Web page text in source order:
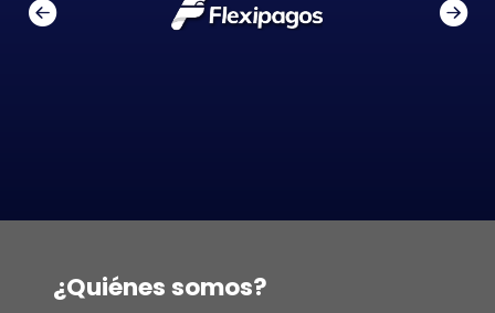
¿Quiénes somos?